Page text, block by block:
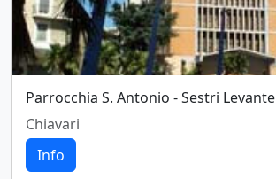
Parrocchia S. Antonio - Sestri Levante
Chiavari
Info